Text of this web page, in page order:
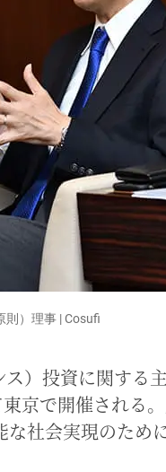
則）理事 | Cosufi
）投資に関する
京で開催される
社会実現のため